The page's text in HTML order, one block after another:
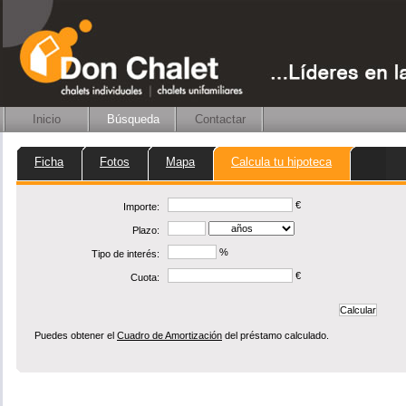
Inicio Búsqueda Contactar
Ficha Fotos Mapa Calcula tu hipoteca
Importe: €
Plazo:
Tipo de interés: %
Cuota: €
Puedes obtener el Cuadro de Amortización del préstamo calculado.